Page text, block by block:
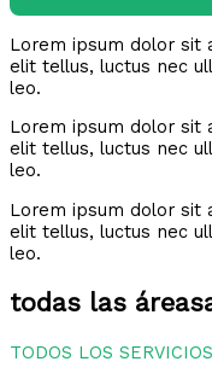
Lorem ipsum dolor sit
elit tellus, luctus nec
leo.
Lorem ipsum dolor sit
elit tellus, luctus nec
leo.
Lorem ipsum dolor sit
elit tellus, luctus nec
leo.
todas las
TODOS LOS